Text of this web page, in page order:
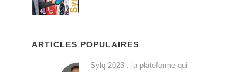
ARTICLES POPULAIRES
Sylq 2023 : la plateforme qui